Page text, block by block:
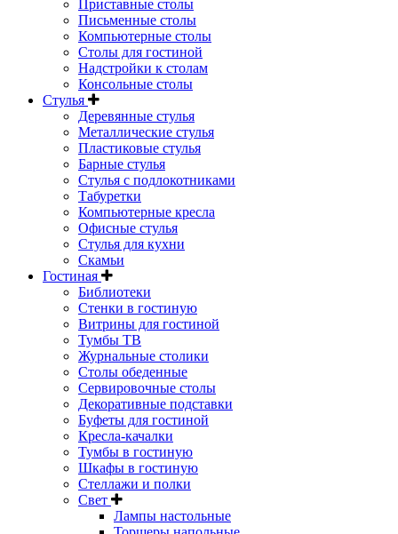
Приставные столы
Письменные столы
Компьютерные столы
Столы для гостиной
Надстройки к столам
Консольные столы
Стулья
Деревянные стулья
Металлические стулья
Пластиковые стулья
Барные стулья
Стулья с подлокотниками
Табуретки
Компьютерные кресла
Офисные стулья
Стулья для кухни
Скамьи
Гостиная
Библиотеки
Стенки в гостиную
Витрины для гостиной
Тумбы ТВ
Журнальные столики
Столы обеденные
Сервировочные столы
Декоративные подставки
Буфеты для гостиной
Кресла-качалки
Тумбы в гостиную
Шкафы в гостиную
Стеллажи и полки
Свет
Лампы настольные